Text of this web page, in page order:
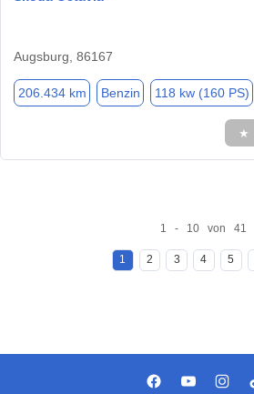
Augsburg, 86167
206.434 km Benzin 118 kw (160 PS)
★
1 - 10 von 41
1 2 3 4 5